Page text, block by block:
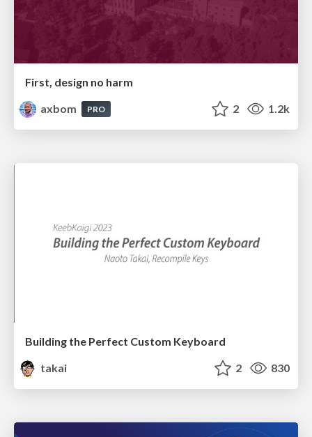
First, design no harm
axbom
PRO 2 1.2k
Building the Perfect Custom Keyboard
takai
2 830